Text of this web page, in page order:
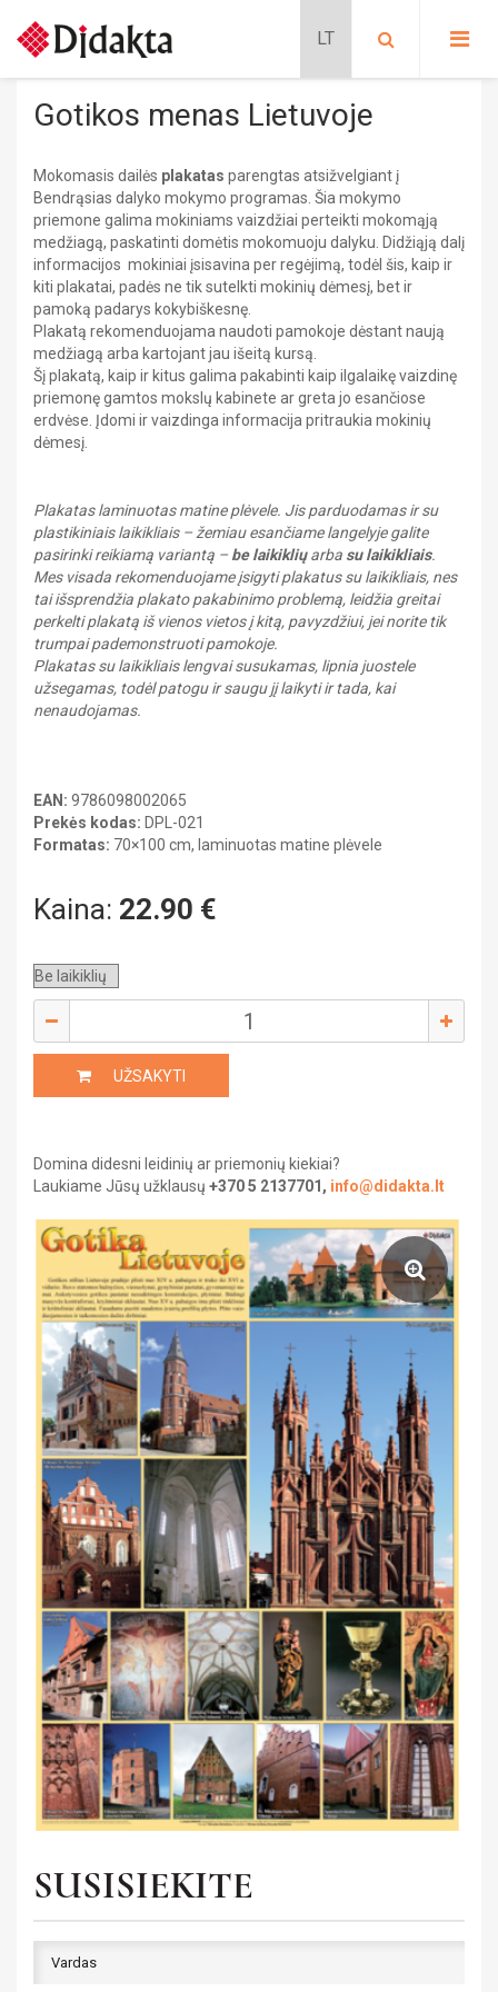
Kalbų mokymas
Schubi ToGo kortelės
Lavinančios priemonės
Nikitino sistema
Didaktiniai žaidimai
Stalo žaidimai
Edukaciniai leidiniai
Pratybų sąsiuviniai
Kabinetų įranga
Heraldika ir reprodukcijos
Kitos priemonės
Pradinis ugdymas
PRATYBŲ SĄSIUVINIAI
METODINĖS PRIEMONĖS
MOKOMIEJI PLAKATAI
DALIJAMOJI MEDŽIAGA
KLASĖS REIKMENYS
PAPILDOMOS PRIEMONĖS
SIENINIAI ŽEMĖLAPIAI
GAUBLIAI
FILMAI
ATMINTINĖS
DAILĖ
FIZIKA
GEOGRAFIJA
ISTORIJA
LIETUVIŲ KALBA
MATEMATIKA
MUZIKA
UŽSIENIO KALBA
Gimnazija
FIZIKA
GEOGRAFIJA
ISTORIJA
LIETUVIŲ KALBA
MUZIKA
PILIETINIS UGDYMAS
Kelionių literatūra
Pažintinė literatūra
Saviugda ir psichologija
Grožinė literatūra
Gaubliai
Heraldika ir reprodukcijos
Stalo žaidimai
PASIRINKITE KATEGORIJĄ:
BIOLOGIJA
CHEMIJA
DAILĖ
Vadovėliai
Mokomieji plakatai
GEOGRAFIJA
ISTORIJA
LIETUVIŲ KALBA
MATEMATIKA
MUZIKA
GIMNAZIJA
Gotikos menas Lietuvoje
Mokomasis dailės plakatas parengtas atsižvelgiant į
Bendrąsias dalyko mokymo programas. Šia mokymo
priemone galima mokiniams vaizdžiai perteikti mokomąją
medžiagą, paskatinti domėtis mokomuoju dalyku. Didžiąją dalį
informacijos mokiniai įsisavina per regėjimą, todėl šis, kaip ir
kiti plakatai, padės ne tik sutelkti mokinių dėmesį, bet ir
pamoką padarys kokybiškesnę.
Plakatą rekomenduojama naudoti pamokoje dėstant naują
medžiagą arba kartojant jau išeitą kursą.
Šį plakatą, kaip ir kitus galima pakabinti kaip ilgalaikę vaizdinę
priemonę gamtos mokslų kabinete ar greta jo esančiose
erdvėse. Įdomi ir vaizdinga informacija pritraukia mokinių
dėmesį.
Plakatas laminuotas matine plėvele. Jis parduodamas ir su
plastikiniais laikikliais – žemiau esančiame langelyje galite
pasirinki reikiamą variantą – be laikikliųarba su laikikliais.
Mes visada rekomenduojame įsigyti plakatus su laikikliais, nes
tai išsprendžia plakato pakabinimo problemą, leidžia greitai
perkelti plakatą iš vienos vietos į kitą, pavyzdžiui, jei norite tik
trumpai pademonstruoti pamokoje.
Plakatas su laikikliais lengvai susukamas, lipnia juostele
užsegamas, todėl patogu ir saugu jį laikyti ir tada, kai
nenaudojamas.
EAN: 9786098002065
Prekės kodas: DPL-021
Formatas: 70×100 cm, laminuotas matine plėvele
Kaina: 22.90 €
UŽSAKYTI
Domina didesni leidinių ar priemonių kiekiai?
Laukiame Jūsų užklausų +370 5 2137701, info@didakta.lt
SUSISIEKITE